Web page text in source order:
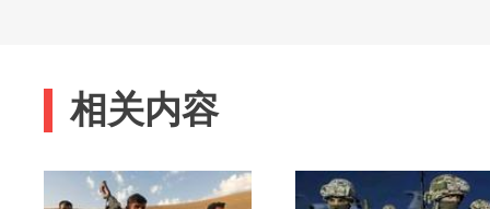
相关内容